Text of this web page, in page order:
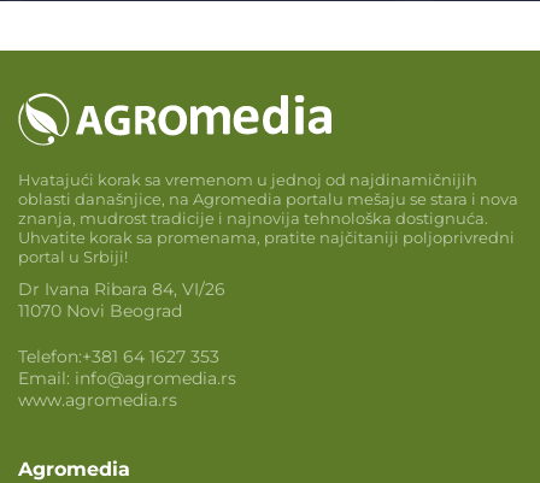
Hvatajući korak sa vremenom u jednoj od najdinamičnijih
oblasti današnjice, na Agromedia portalu mešaju se stara i nova
znanja, mudrost tradicije i najnovija tehnološka dostignuća.
Uhvatite korak sa promenama, pratite najčitaniji poljoprivredni
portal u Srbiji!
Dr Ivana Ribara 84, VI/26
11070 Novi Beograd
Telefon:+381 64 1627 353
Email: info@agromedia.rs
www.agromedia.rs
Agromedia